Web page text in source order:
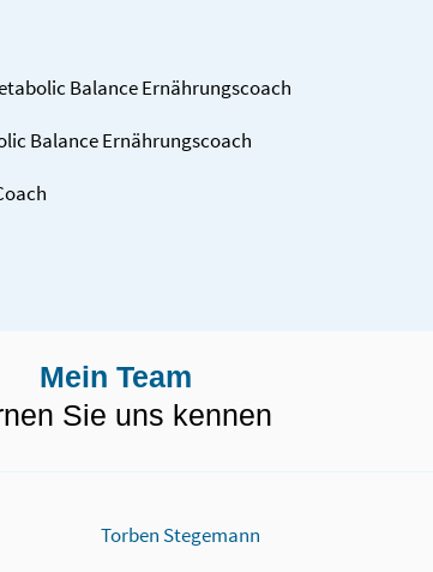
Balance Ernährungscoach
Balance Ernährungscoach
Mein Team
Sie uns kennen
Torben Stegemann